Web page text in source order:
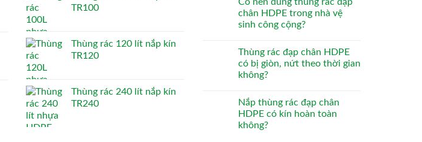
TR100
Thùng rác 120 lít nắp kín
TR120
Thùng rác 240 lít nắp kín
TR240
chân HDPE trong nhà vệ
sinh công cộng?
Thùng rác đạp chân HDPE
có bị giòn, nứt theo thời gian
không?
Nắp thùng rác đạp chân
HDPE có kín hoàn toàn
không?